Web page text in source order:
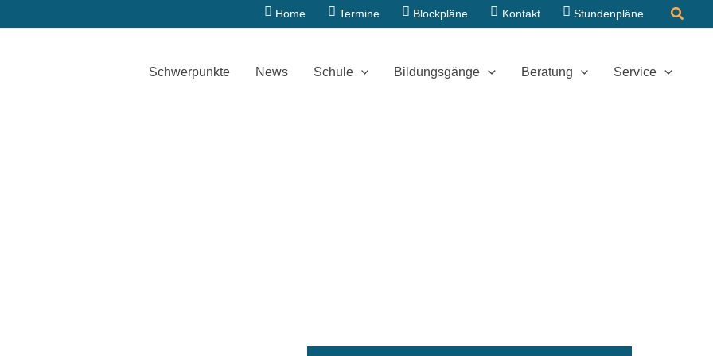
Home Termine Blockpläne Kontakt Stundenpläne
Schwerpunkte News Schule Bildungsgänge Beratung Service